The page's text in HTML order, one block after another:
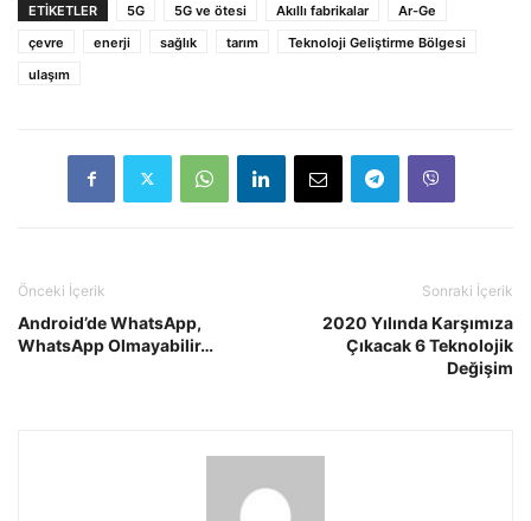
ETIKETLER 5G 5G ve ötesi Akıllı fabrikalar
Ar-Ge
çevre
enerji sağlık tarım
Teknoloji Geliştirme Bölgesi
ulaşım
Önceki İçerik
Android’de WhatsApp,
WhatsApp Olmayabilir…
Sonraki İçerik
2020 Yılında Karşımıza
Çıkacak 6 Teknolojik
Değişim